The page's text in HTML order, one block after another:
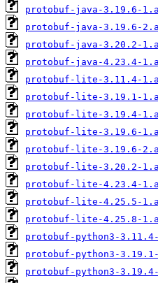
protobuf-java-3.19.6-
protobuf-java-3.19.6-
protobuf-java-3.20.2-
protobuf-java-4.23.4-
protobuf-lite-3.11.4-
protobuf-lite-3.19.1-
protobuf-lite-3.19.4-
protobuf-lite-3.19.6-
protobuf-lite-3.19.6-
protobuf-lite-3.20.2-
protobuf-lite-4.23.4-
protobuf-lite-4.25.5-
protobuf-lite-4.25.8-
protobuf-python3-
protobuf-python3-
protobuf-python3-